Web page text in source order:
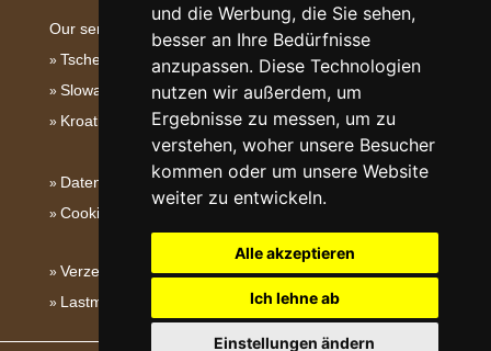
und die Werbung, die Sie sehen,
besser an Ihre Bedürfnisse
anzupassen. Diese Technologien
nutzen wir außerdem, um
Ergebnisse zu messen, um zu
verstehen, woher unsere Besucher
kommen oder um unsere Website
weiter zu entwickeln.
Alle akzeptieren
Ich lehne ab
Einstellungen ändern
Our servers:
Tschechische Gebirge
Slowakische Gebirge
Kroatien
Datenschutz
Cookies
Verzeichnis der Unterkunft
Lastminute Kvarner